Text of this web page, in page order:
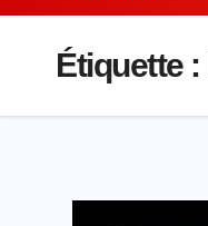
Étiquette :